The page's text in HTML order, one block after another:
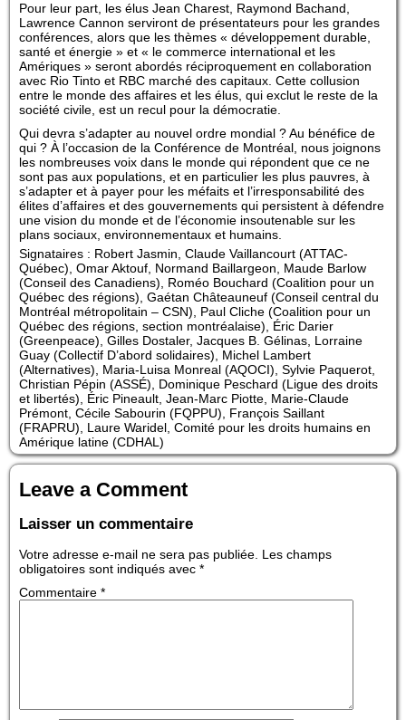
Pour leur part, les élus Jean Charest, Raymond Bachand,
Lawrence Cannon serviront de présentateurs pour les grandes
conférences, alors que les thèmes « développement durable,
santé et énergie » et « le commerce international et les
Amériques » seront abordés réciproquement en collaboration
avec Rio Tinto et RBC marché des capitaux. Cette collusion
entre le monde des affaires et les élus, qui exclut le reste de la
société civile, est un recul pour la démocratie.
Qui devra s’adapter au nouvel ordre mondial ? Au bénéfice de
qui ? À l’occasion de la Conférence de Montréal, nous joignons
les nombreuses voix dans le monde qui répondent que ce ne
sont pas aux populations, et en particulier les plus pauvres, à
s’adapter et à payer pour les méfaits et l’irresponsabilité des
élites d’affaires et des gouvernements qui persistent à défendre
une vision du monde et de l’économie insoutenable sur les
plans sociaux, environnementaux et humains.
Signataires : Robert Jasmin, Claude Vaillancourt (ATTAC-
Québec), Omar Aktouf, Normand Baillargeon, Maude Barlow
(Conseil des Canadiens), Roméo Bouchard (Coalition pour un
Québec des régions), Gaétan Châteauneuf (Conseil central du
Montréal métropolitain – CSN), Paul Cliche (Coalition pour un
Québec des régions, section montréalaise), Éric Darier
(Greenpeace), Gilles Dostaler, Jacques B. Gélinas, Lorraine
Guay (Collectif D’abord solidaires), Michel Lambert
(Alternatives), Maria-Luisa Monreal (AQOCI), Sylvie Paquerot,
Christian Pépin (ASSÉ), Dominique Peschard (Ligue des droits
et libertés), Éric Pineault, Jean-Marc Piotte, Marie-Claude
Prémont, Cécile Sabourin (FQPPU), François Saillant
(FRAPRU), Laure Waridel, Comité pour les droits humains en
Amérique latine (CDHAL)
Leave a Comment
Laisser un commentaire
Votre adresse e-mail ne sera pas publiée. Les champs
obligatoires sont indiqués avec *
Commentaire *